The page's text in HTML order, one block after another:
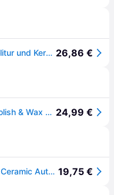
Turtle Wax Hybrid Solutions Autopolitur und Keramikwachs, Entfernt leichte Kratzer, langanhaltender Lackschutz, extremer Abperleffekt, für die Anwendung von Hand oder in der Maschine, 500 ml 26,86 €
Wachspolitur Turtle Wax Ceramic Polish & Wax 500ml 24,99 €
Turtle Wax 53352 Hybrid Solutions Ceramic Auto Politur Und Wachs Lackreiniger 19,75 €